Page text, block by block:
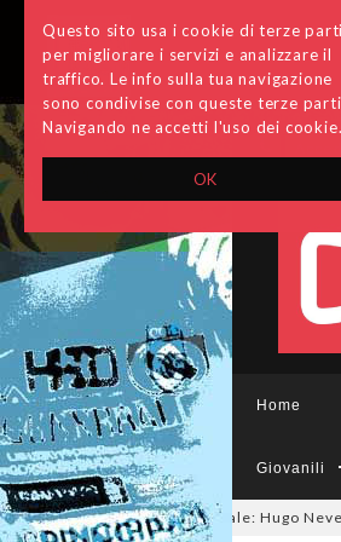
OK
Questo sito usa i cookie di terze parti
per migliorare i servizi e analizzare il
traffico. Le info sulla tua navigazione
sono condivise con queste terze
Navigando ne accetti l'uso dei cookie.
Home
Giovanili
ora è ufficiale: Hugo Neves